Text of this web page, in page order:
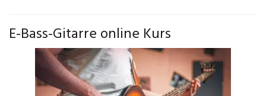
E-Bass-Gitarre online Kurs